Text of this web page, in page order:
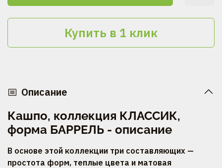
Купить в 1 клик
Описание
Кашпо, коллекция КЛАССИК,
форма БАРРЕЛЬ - описание
В основе этой коллекции три составляющих —
простота форм, теплые цвета и матовая